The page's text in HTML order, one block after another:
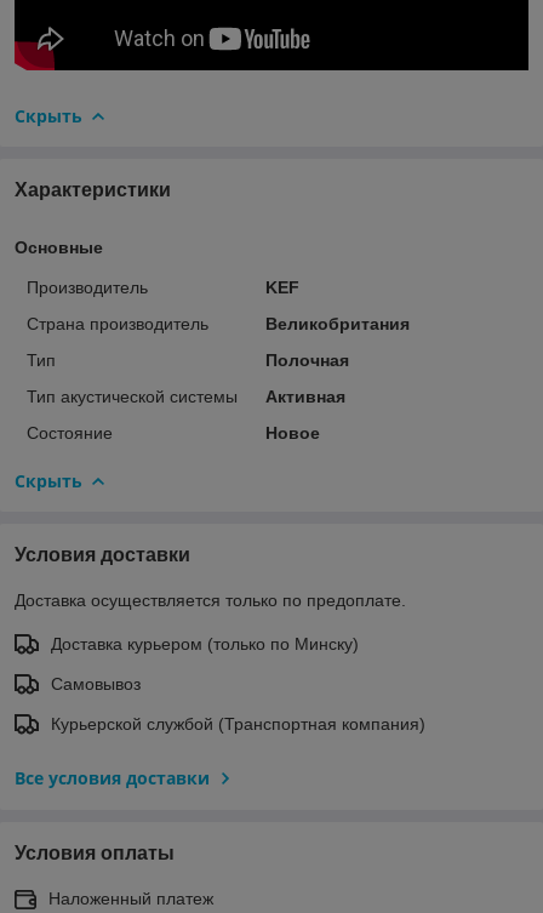
Скрыть
Характеристики
Основные
Производитель
KEF
Страна производитель
Великобритания
Тип
Полочная
Тип акустической системы
Активная
Состояние
Новое
Скрыть
Условия доставки
Доставка осуществляется только по предоплате.
Доставка курьером (только по Минску)
Самовывоз
Курьерской службой (Транспортная компания)
Все условия доставки
Условия оплаты
Наложенный платеж